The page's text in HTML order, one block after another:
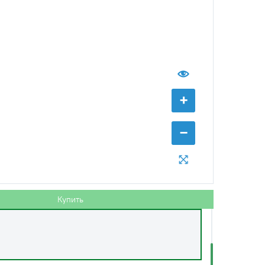
+
−
Купить
НДС
Купить
НДС
− + Купить